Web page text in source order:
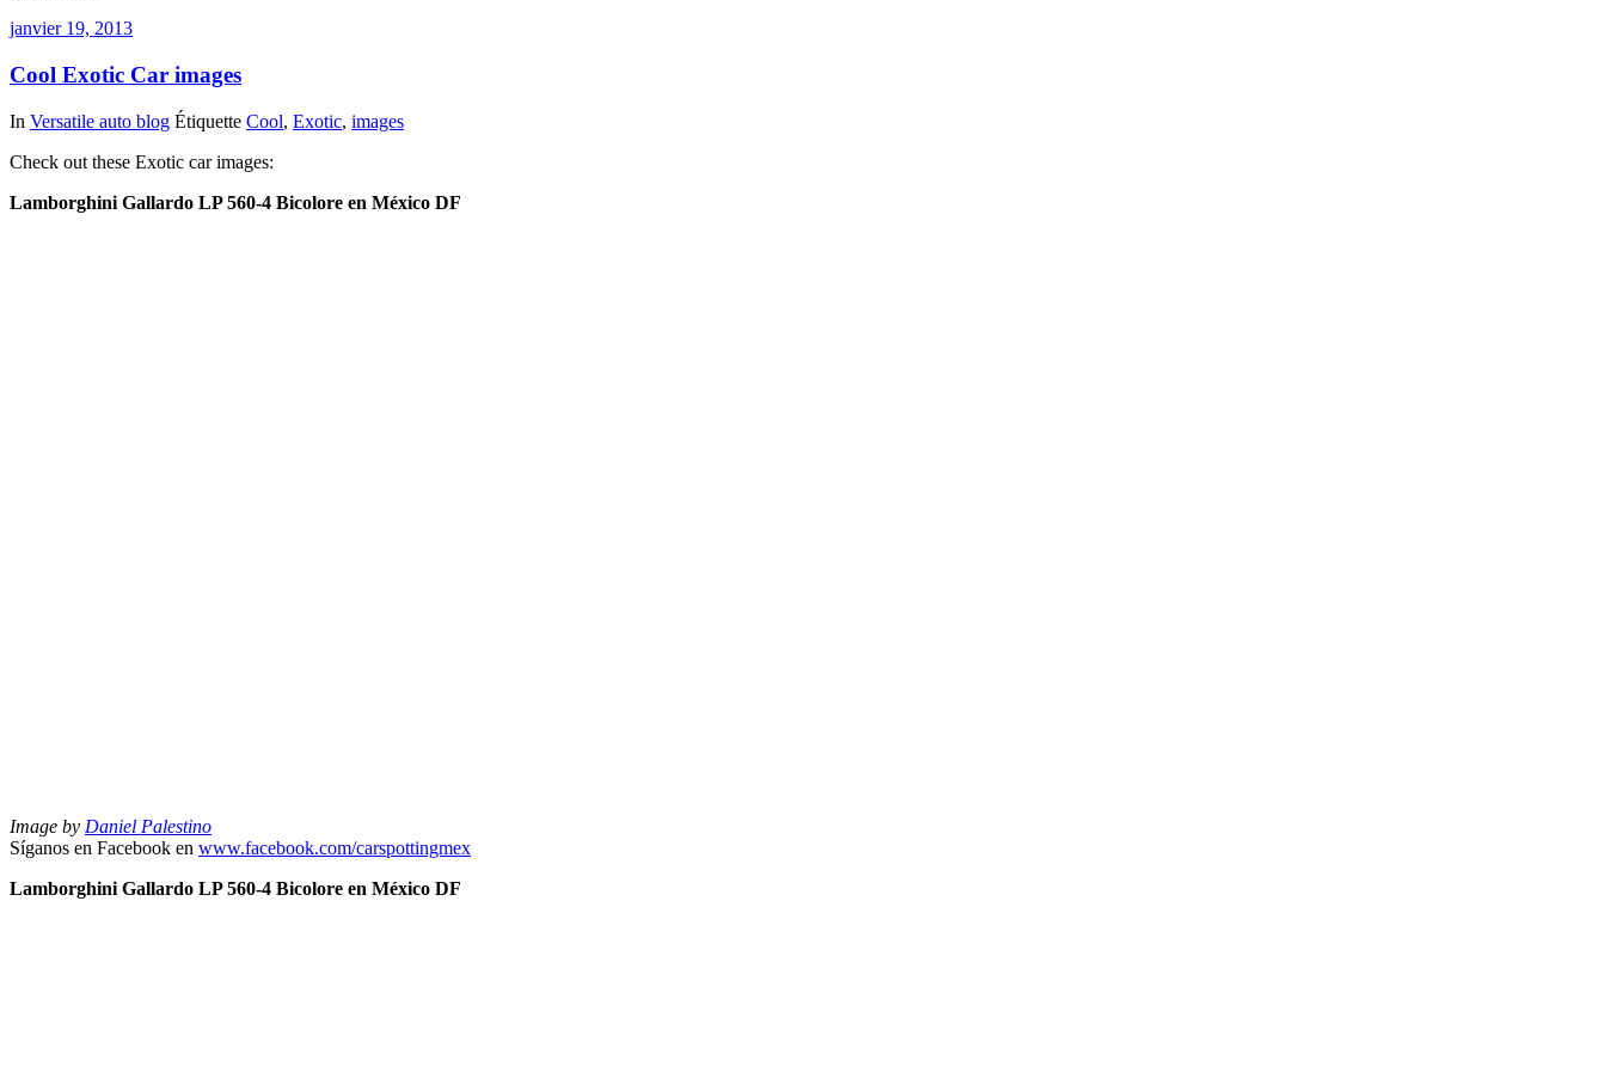
janvier 19, 2013
Cool Exotic Car images
In Versatile auto blog Étiquette Cool, Exotic, images
Check out these Exotic car images:
Lamborghini Gallardo LP 560-4 Bicolore en México DF
Image by Daniel Palestino
Síganos en Facebook en www.facebook.com/carspottingmex
Lamborghini Gallardo LP 560-4 Bicolore en México DF